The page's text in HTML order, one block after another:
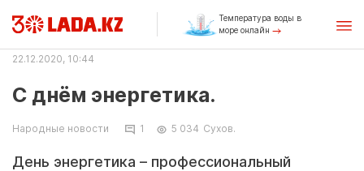
Температура воды в
море онлайн
22.12.2020, 10:44
С днём энергетика.
Народные новости 1 5 034 Сухов.
День энергетика – профессиональный